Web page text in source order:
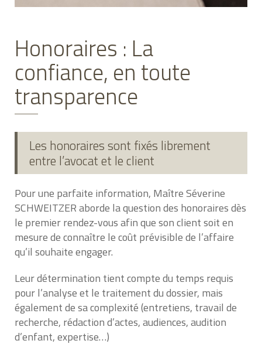
Honoraires : La
confiance, en toute
transparence
Les honoraires sont fixés librement
entre l’avocat et le client
Pour une parfaite information, Maître Séverine
SCHWEITZER aborde la question des honoraires dès
le premier rendez-vous afin que son client soit en
mesure de connaître le coût prévisible de l’affaire
qu’il souhaite engager.
Leur détermination tient compte du temps requis
pour l’analyse et le traitement du dossier, mais
également de sa complexité (entretiens, travail de
recherche, rédaction d’actes, audiences, audition
d’enfant, expertise…)